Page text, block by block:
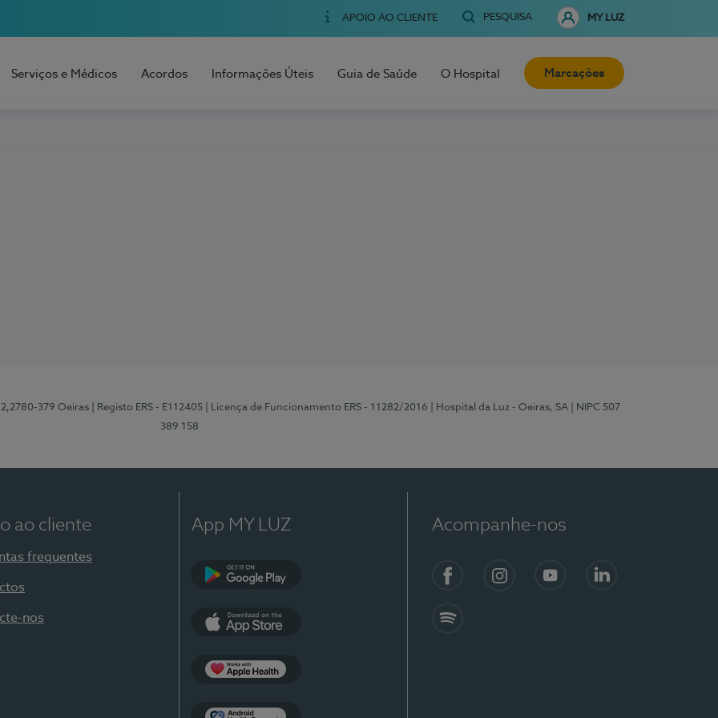
APOIO AO CLIENTE PESQUISA MY LUZ
Serviços e Médicos Acordos Informações Úteis Guia de Saúde O Hospital Marcações
379 Oeiras | Registo ERS - E112405 | Licença de Funcionamento ERS - 11282/2016 | Hospital da Luz - Oeiras, SA
| NIPC 507
389 158
ao cliente
frequentes
nos
App MY LUZ Acompanhe-nos